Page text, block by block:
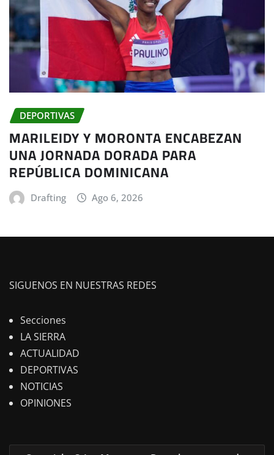
DEPORTIVAS
MARILEIDY Y MORONTA ENCABEZAN
UNA JORNADA DORADA PARA
REPÚBLICA DOMINICANA
Drafting Ago 6, 2026
SIGUENOS EN NUESTRAS REDES
Secciones
LA SIERRA
ACTUALIDAD
DEPORTIVAS
NOTICIAS
OPINIONES